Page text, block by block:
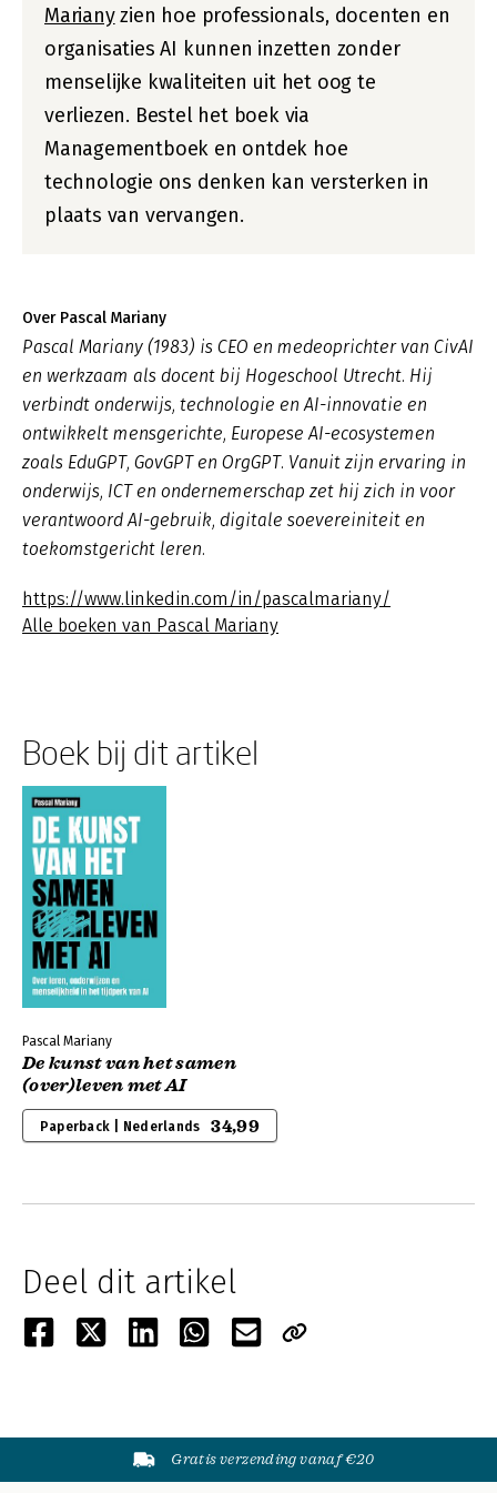
Marianyzien hoe professionals, docenten en
organisaties AI kunnen inzetten zonder
menselijke kwaliteiten uit het oog te
verliezen. Bestel het boek via
Managementboek en ontdek hoe
technologie ons denken kan versterken in
plaats van vervangen.
Over Pascal Mariany
Pascal Mariany (1983) is CEO en medeoprichter van CivAI
en werkzaam als docent bij Hogeschool Utrecht. Hij
verbindt onderwijs, technologie en AI-innovatie en
ontwikkelt mensgerichte, Europese AI-ecosystemen
zoals EduGPT, GovGPT en OrgGPT. Vanuit zijn ervaring in
onderwijs, ICT en ondernemerschap zet hij zich in voor
verantwoord AI-gebruik, digitale soevereiniteit en
toekomstgericht leren.
https://www.linkedin.com/in/pascalmariany/
Alle boeken van Pascal Mariany
Boek bij dit artikel
Pascal Mariany
De kunst van het samen
(over)leven met AI
Paperback | Nederlands 34,99
Deel dit artikel
Gratis verzending vanaf €20